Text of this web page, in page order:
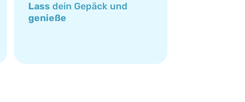
Lass dein Gepäck und
genieße